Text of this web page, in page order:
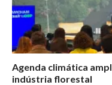
Agenda climática
indústria florestal